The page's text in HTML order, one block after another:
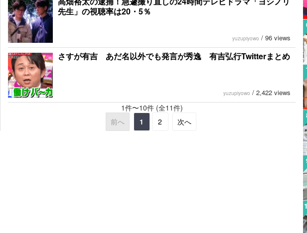
先生」の視聴率は20・5％
yuzupiyowo / 96 views
さすが有吉 あだ名以外でも発言が秀逸 有吉弘行Twitterまとめ
yuzupiyowo / 2,422 views
1件〜10件 (全11件)
前へ
1 2 次へ